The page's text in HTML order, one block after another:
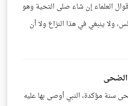
العلماء إن شاء صلى التحية وهو
ولا ينبغي في هذا النزاع ولا أن
سنة مؤكدة، النبي أوصى بها عليه